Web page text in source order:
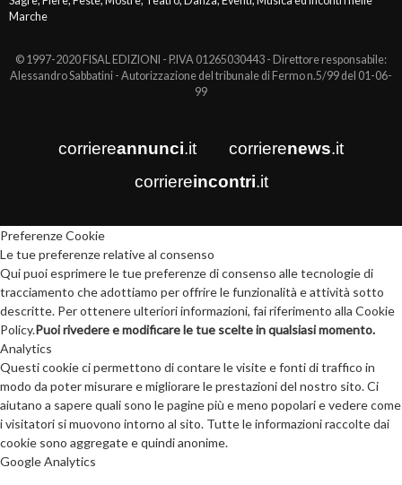
Marche
© 1997-2020 FISAL EDIZIONI - P.IVA 01265030443 - Direttore responsabile:
Alessandro Sabbatini - Autorizzazione del tribunale di Fermo n.5/99 del 01-06-
99
corriereannunci.it corrierenews.it
corriereincontri.it
Preferenze Cookie
Le tue preferenze relative al consenso
Qui puoi esprimere le tue preferenze di consenso alle tecnologie di
tracciamento che adottiamo per offrire le funzionalità e attività sotto
descritte. Per ottenere ulteriori informazioni, fai riferimento alla Cookie
Policy.Puoi rivedere e modificare le tue scelte in qualsiasi momento.
Analytics
Questi cookie ci permettono di contare le visite e fonti di traffico in
modo da poter misurare e migliorare le prestazioni del nostro sito. Ci
aiutano a sapere quali sono le pagine più e meno popolari e vedere come
i visitatori si muovono intorno al sito. Tutte le informazioni raccolte dai
cookie sono aggregate e quindi anonime.
Google Analytics